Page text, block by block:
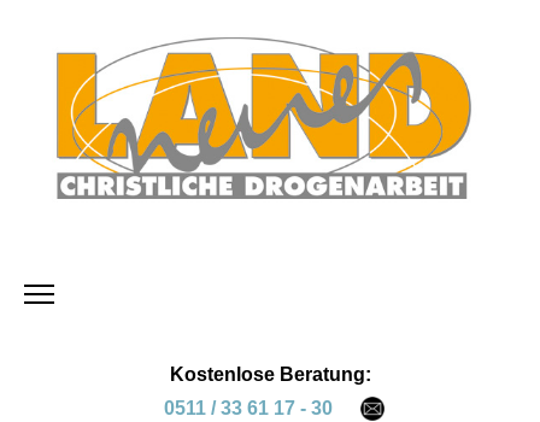
Kostenlose Beratung:
0511 / 33 61 17 - 30